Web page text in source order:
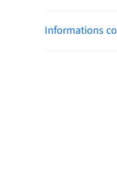
Informations